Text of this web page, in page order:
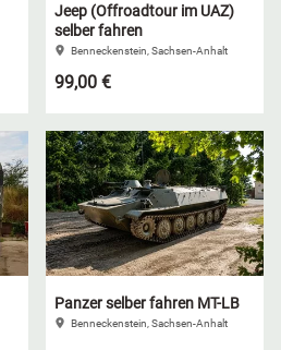
Jeep (Offroadtour im UAZ)
selber fahren
Benneckenstein, Sachsen-Anhalt
99,00 €
Panzer selber fahren MT-LB
Benneckenstein, Sachsen-Anhalt